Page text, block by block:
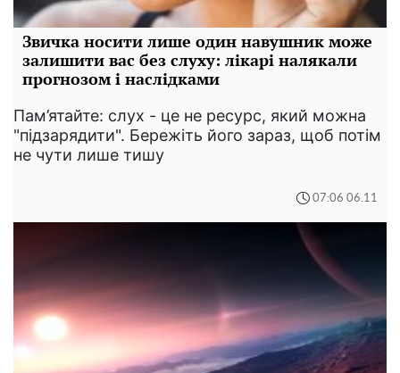
Звичка носити лише один навушник може
залишити вас без слуху: лікарі налякали
прогнозом і наслідками
Пам’ятайте: слух - це не ресурс, який можна
"підзарядити". Бережіть його зараз, щоб потім
не чути лише тишу
07:06 06.11